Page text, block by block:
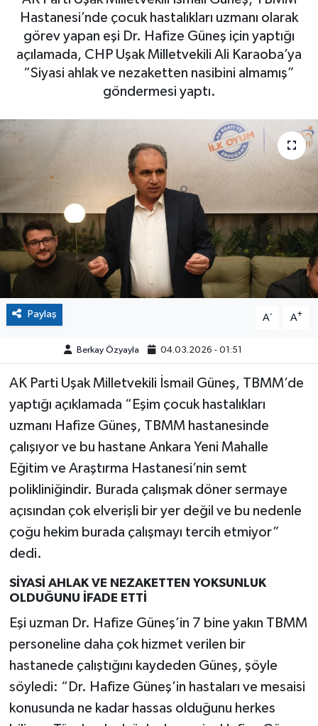
Hastanesi’nde çocuk hastalıkları uzmanı olarak
görev yapan eşi Dr. Hafize Güneş için yaptığı
açılamada, CHP Uşak Milletvekili Ali Karaoba’ya
“Siyasi ahlak ve nezaketten nasibini almamış”
göndermesi yaptı.
Paylaş A- A+
Berkay Özyayla 04.03.2026 - 01:51
AK Parti Uşak Milletvekili İsmail Güneş, TBMM’de
yaptığı açıklamada “Eşim çocuk hastalıkları
uzmanı Hafize Güneş, TBMM hastanesinde
çalışıyor ve bu hastane Ankara Yeni Mahalle
Eğitim ve Araştırma Hastanesi’nin semt
polikliniğindir. Burada çalışmak döner sermaye
açısından çok elverişli bir yer değil ve bu nedenle
çoğu hekim burada çalışmayı tercih etmiyor”
dedi.
SİYASİ AHLAK VE NEZAKETTEN YOKSUNLUK
OLDUĞUNU İFADE ETTİ
Eşi uzman Dr. Hafize Güneş’in 7 bine yakın TBMM
personeline daha çok hizmet verilen bir
hastanede çalıştığını kaydeden Güneş, şöyle
söyledi: “Dr. Hafize Güneş’in hastaları ve mesaisi
konusunda ne kadar hassas olduğunu herkes